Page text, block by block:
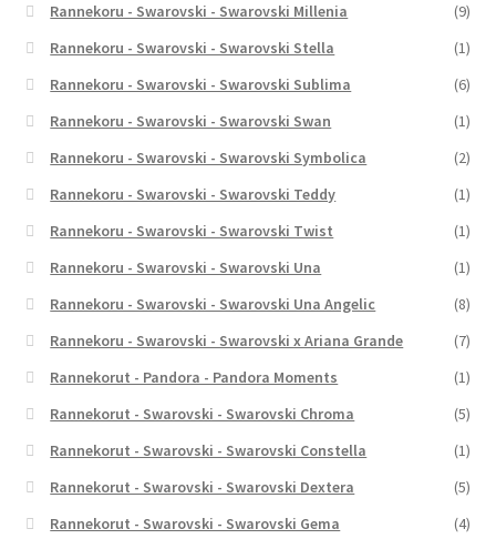
Rannekoru - Swarovski - Swarovski Millenia
(9)
Rannekoru - Swarovski - Swarovski Stella
(1)
Rannekoru - Swarovski - Swarovski Sublima
(6)
Rannekoru - Swarovski - Swarovski Swan
(1)
Rannekoru - Swarovski - Swarovski Symbolica
(2)
Rannekoru - Swarovski - Swarovski Teddy
(1)
Rannekoru - Swarovski - Swarovski Twist
(1)
Rannekoru - Swarovski - Swarovski Una
(1)
Rannekoru - Swarovski - Swarovski Una Angelic
(8)
Rannekoru - Swarovski - Swarovski x Ariana Grande
(7)
Rannekorut - Pandora - Pandora Moments
(1)
Rannekorut - Swarovski - Swarovski Chroma
(5)
Rannekorut - Swarovski - Swarovski Constella
(1)
Rannekorut - Swarovski - Swarovski Dextera
(5)
Rannekorut - Swarovski - Swarovski Gema
(4)